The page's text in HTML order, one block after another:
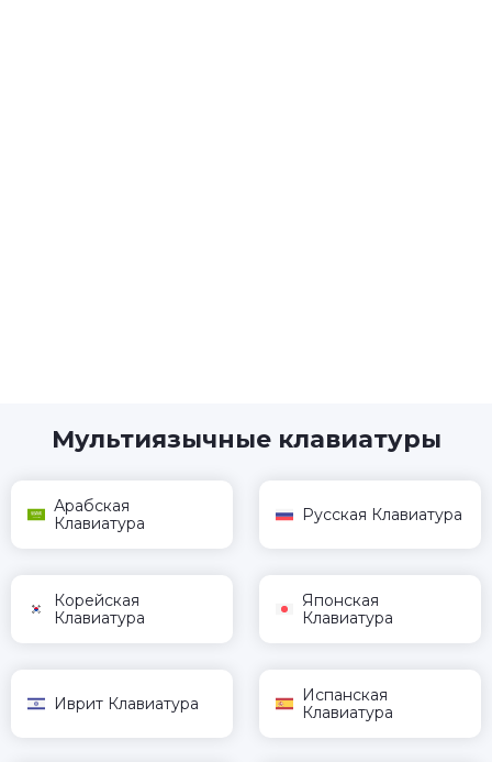
Мультиязычные клавиатуры
Арабская
Клавиатура
Русская Клавиатура
Корейская
Клавиатура
Японская
Клавиатура
Иврит Клавиатура
Испанская
Клавиатура